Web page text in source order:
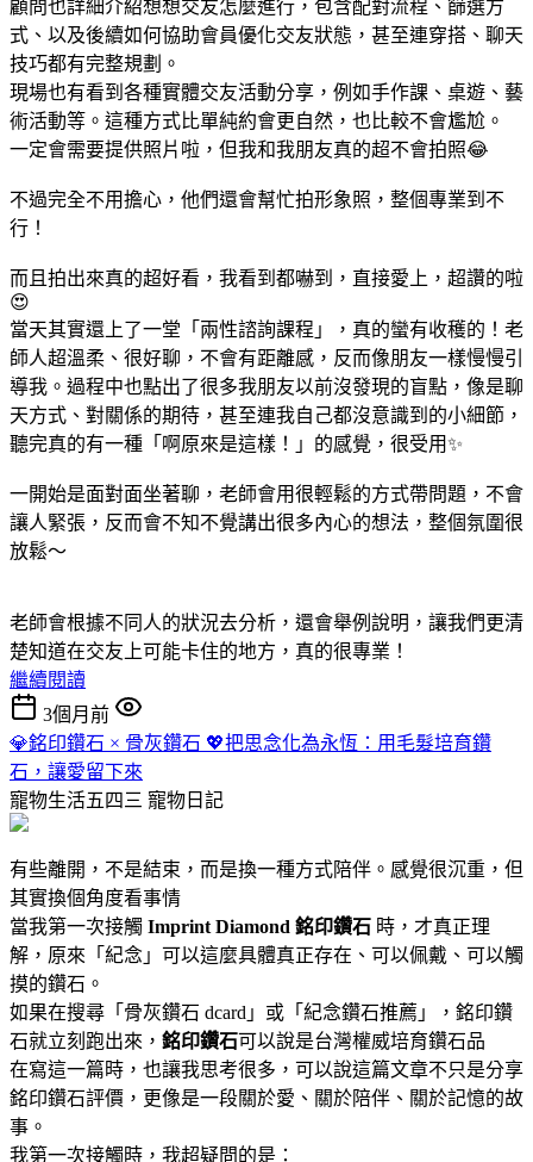
顧問也詳細介紹想想交友怎麼進行，包含配對流程、篩選方
式、以及後續如何協助會員優化交友狀態，甚至連穿搭、聊天
技巧都有完整規劃。
現場也有看到各種實體交友活動分享，例如手作課、桌遊、藝
術活動等。這種方式比單純約會更自然，也比較不會尷尬。
一定會需要提供照片啦，但我和我朋友真的超不會拍照😂
不過完全不用擔心，他們還會幫忙拍形象照，整個專業到不
行！
而且拍出來真的超好看，我看到都嚇到，直接愛上，超讚的啦
😍
當天其實還上了一堂「兩性諮詢課程」，真的蠻有收穫的！老
師人超溫柔、很好聊，不會有距離感，反而像朋友一樣慢慢引
導我。過程中也點出了很多我朋友以前沒發現的盲點，像是聊
天方式、對關係的期待，甚至連我自己都沒意識到的小細節，
聽完真的有一種「啊原來是這樣！」的感覺，很受用✨
一開始是面對面坐著聊，老師會用很輕鬆的方式帶問題，不會
讓人緊張，反而會不知不覺講出很多內心的想法，整個氛圍很
放鬆～
老師會根據不同人的狀況去分析，還會舉例說明，讓我們更清
楚知道在交友上可能卡住的地方，真的很專業！
繼續閱讀
3個月前
💎銘印鑽石 × 骨灰鑽石 💖把思念化為永恆：用毛髮培育鑽
石，讓愛留下來
寵物生活五四三 寵物日記
有些離開，不是結束，而是換一種方式陪伴。感覺很沉重，但
其實換個角度看事情
當我第一次接觸 Imprint Diamond 銘印鑽石 時，才真正理
解，原來「紀念」可以這麼具體真正存在、可以佩戴、可以觸
摸的鑽石。
如果在搜尋「骨灰鑽石 dcard」或「紀念鑽石推薦」，銘印鑽
石就立刻跑出來， 銘印鑽石可以說是台灣權威培育鑽石品
在寫這一篇時，也讓我思考很多，可以說這篇文章不只是分享
銘印鑽石評價，更像是一段關於愛、關於陪伴、關於記憶的故
事。
我第一次接觸時，我超疑問的是：